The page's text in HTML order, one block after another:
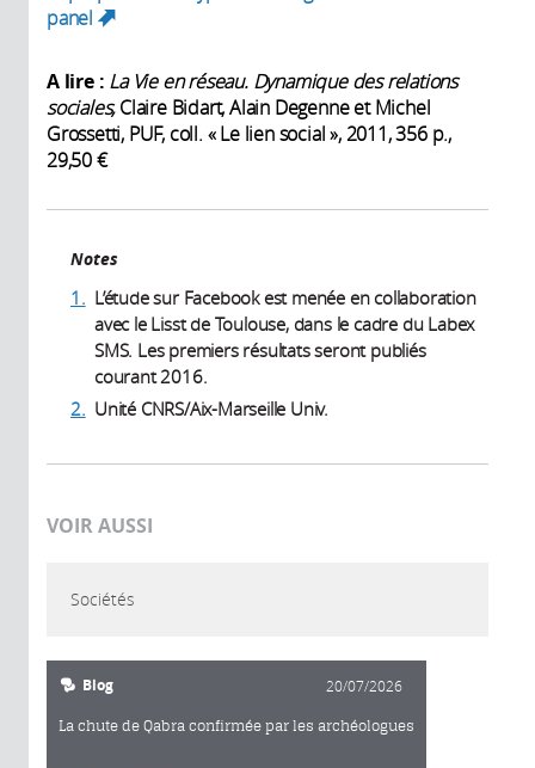
panel
(link is external)
A lire : La Vie en réseau. Dynamique des relations
sociales,Claire Bidart, Alain Degenne et Michel
Grossetti, PUF, coll. « Le lien social », 2011, 356 p.,
29,50 €
Notes
1. L’étude sur Facebook est menée en collaboration
avec le Lisst de Toulouse, dans le cadre du Labex
SMS. Les premiers résultats seront publiés
courant 2016.
2. Unité CNRS/Aix-Marseille Univ.
VOIR AUSSI
Sociétés
Blog 20/07/2026
La chute de Qabra confirmée par les archéologues